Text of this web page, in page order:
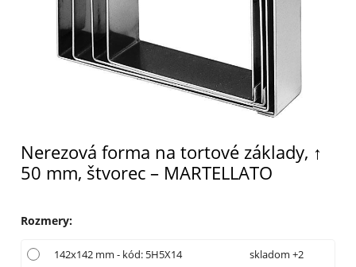
Nerezová forma na tortové základy, ↑
50 mm, štvorec – MARTELLATO
Rozmery:
142x142 mm - kód: 5H5X14 skladom +2